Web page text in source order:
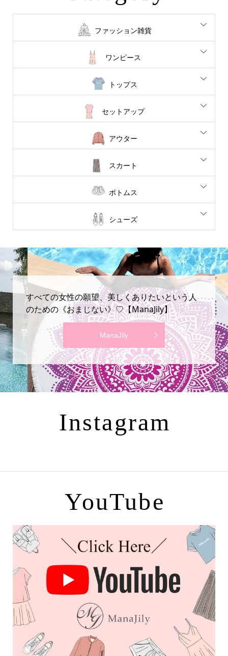
ファッション雑貨
ワンピース
トップス
セットアップ
アウター
スカート
ボトムス
シューズ
すべての女性の願望、美しくありたいという人
のための《おまじない》♡【ManaJily】
ManaJily
Instagram
YouTube